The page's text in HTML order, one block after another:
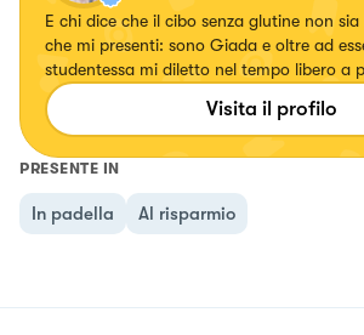
E chi dice che il cibo senza glutine non
che mi presenti: sono Giada e oltre ad
studentessa mi diletto nel tempo libero a
primi piatti e finger food senza glutine per
soprattutto i palati di chi è allergico o
Troverete però anche ricette contenenti
ig @ggiadaconti e TikTok @_ggiadaconti
Visita il profilo
PRESENTE IN
In padella Al risparmio